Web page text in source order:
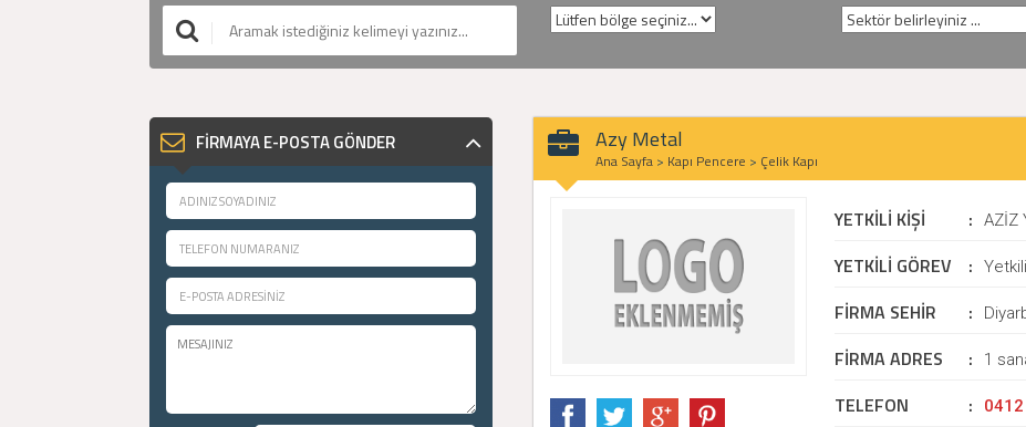
FİRMAYA E-POSTA GÖNDER Azy Metal
Ana Sayfa > Kapı Pencere > Çelik Kapı
YETKİLİ KİŞİ : AZİZ
YETKİLİ GÖREV :
FİRMA SEHİR :
FİRMA ADRES : 1
TELEFON :